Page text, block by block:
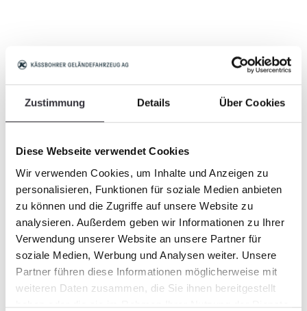
Zustimmung Details Über Cookies
Diese Webseite verwendet Cookies
Wir verwenden Cookies, um Inhalte und Anzeigen zu
personalisieren, Funktionen für soziale Medien anbieten
zu können und die Zugriffe auf unsere Website zu
analysieren. Außerdem geben wir Informationen zu Ihrer
Verwendung unserer Website an unsere Partner für
soziale Medien, Werbung und Analysen weiter. Unsere
Partner führen diese Informationen möglicherweise mit
weiteren Daten zusammen, die Sie ihnen bereitgestellt
haben oder die sie im Rahmen Ihrer Nutzung der Dienste